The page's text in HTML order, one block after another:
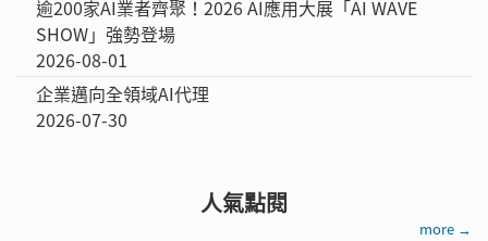
逾200家AI業者齊聚！2026 AI應用大展「AI WAVE
SHOW」強勢登場
2026-08-01
企業邁向全領域AI代理
2026-07-30
人氣點閱
more →